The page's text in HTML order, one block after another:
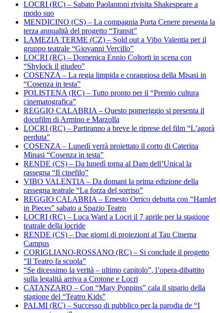
LOCRI (RC) – Sabato Paolantoni rivisita Shakespeare a
modo suo
MENDICINO (CS) – La compagnia Porta Cenere presenta la
terza annualità del progetto “Transit”
LAMEZIA TERME (CZ) – Sold out a Vibo Valentia per il
gruppo teatrale “Giovanni Vercillo”
LOCRI (RC) – Domenica Ennio Coltorti in scena con
“Shylock il giudeo”
COSENZA – La regia limpida e coraggiosa della Misasi in
“Cosenza in testa”
POLISTENA (RC) – Tutto pronto per il “Premio cultura
cinematografica”
REGGIO CALABRIA – Questo pomeriggio si presenta il
docufilm di Armino e Marzolla
LOCRI (RC) – Partiranno a breve le riprese del film “L’agorà
perduta”
COSENZA – Lunedì verrà proiettato il corto di Caterina
Minasi “Cosenza in testa”
RENDE (CS) – Da lunedì torna al Dam dell’Unical la
rassegna “Il cinefilo”
VIBO VALENTIA – Da domani la prima edizione della
rassegna teatrale “La forza del sorriso”
REGGIO CALABRIA – Ernesto Orrico debutta con “Hamlet
in Pieces” sabato a Spazio Teatro
LOCRI (RC) – Luca Ward a Locri il 7 aprile per la stagione
teatrale della locride
RENDE (CS) – Due giorni di proiezioni al Tau Cinema
Campus
CORIGLIANO-ROSSANO (RC) – Si conclude il progetto
“Il Teatro fa scuola”
“Se dicessimo la verità – ultimo capitolo”, l’opera-dibattito
sulla legalità arriva a Crotone e Locri
CATANZARO – Con “Mary Poppins” cala il sipario della
stagione del “Teatro Kids”
PALMI (RC) – Successo di pubblico per la parodia de “I